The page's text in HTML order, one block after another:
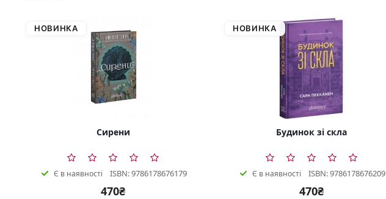
НОВИНКА
Сирени
Є в наявності ISBN: 9786178676179
470₴
НОВИНКА
Будинок зі скла
Є в наявності ISBN: 9786178676209
470₴